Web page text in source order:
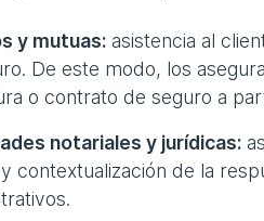
y mutuas: asistencia al
De este modo, los
o contrato de seguro a
notariales y jurídicas:
contextualización de la